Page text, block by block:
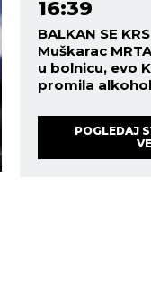
16:39
BALKAN SE
Muškarac
u bolnicu, evo
promila
POGLEDAJ